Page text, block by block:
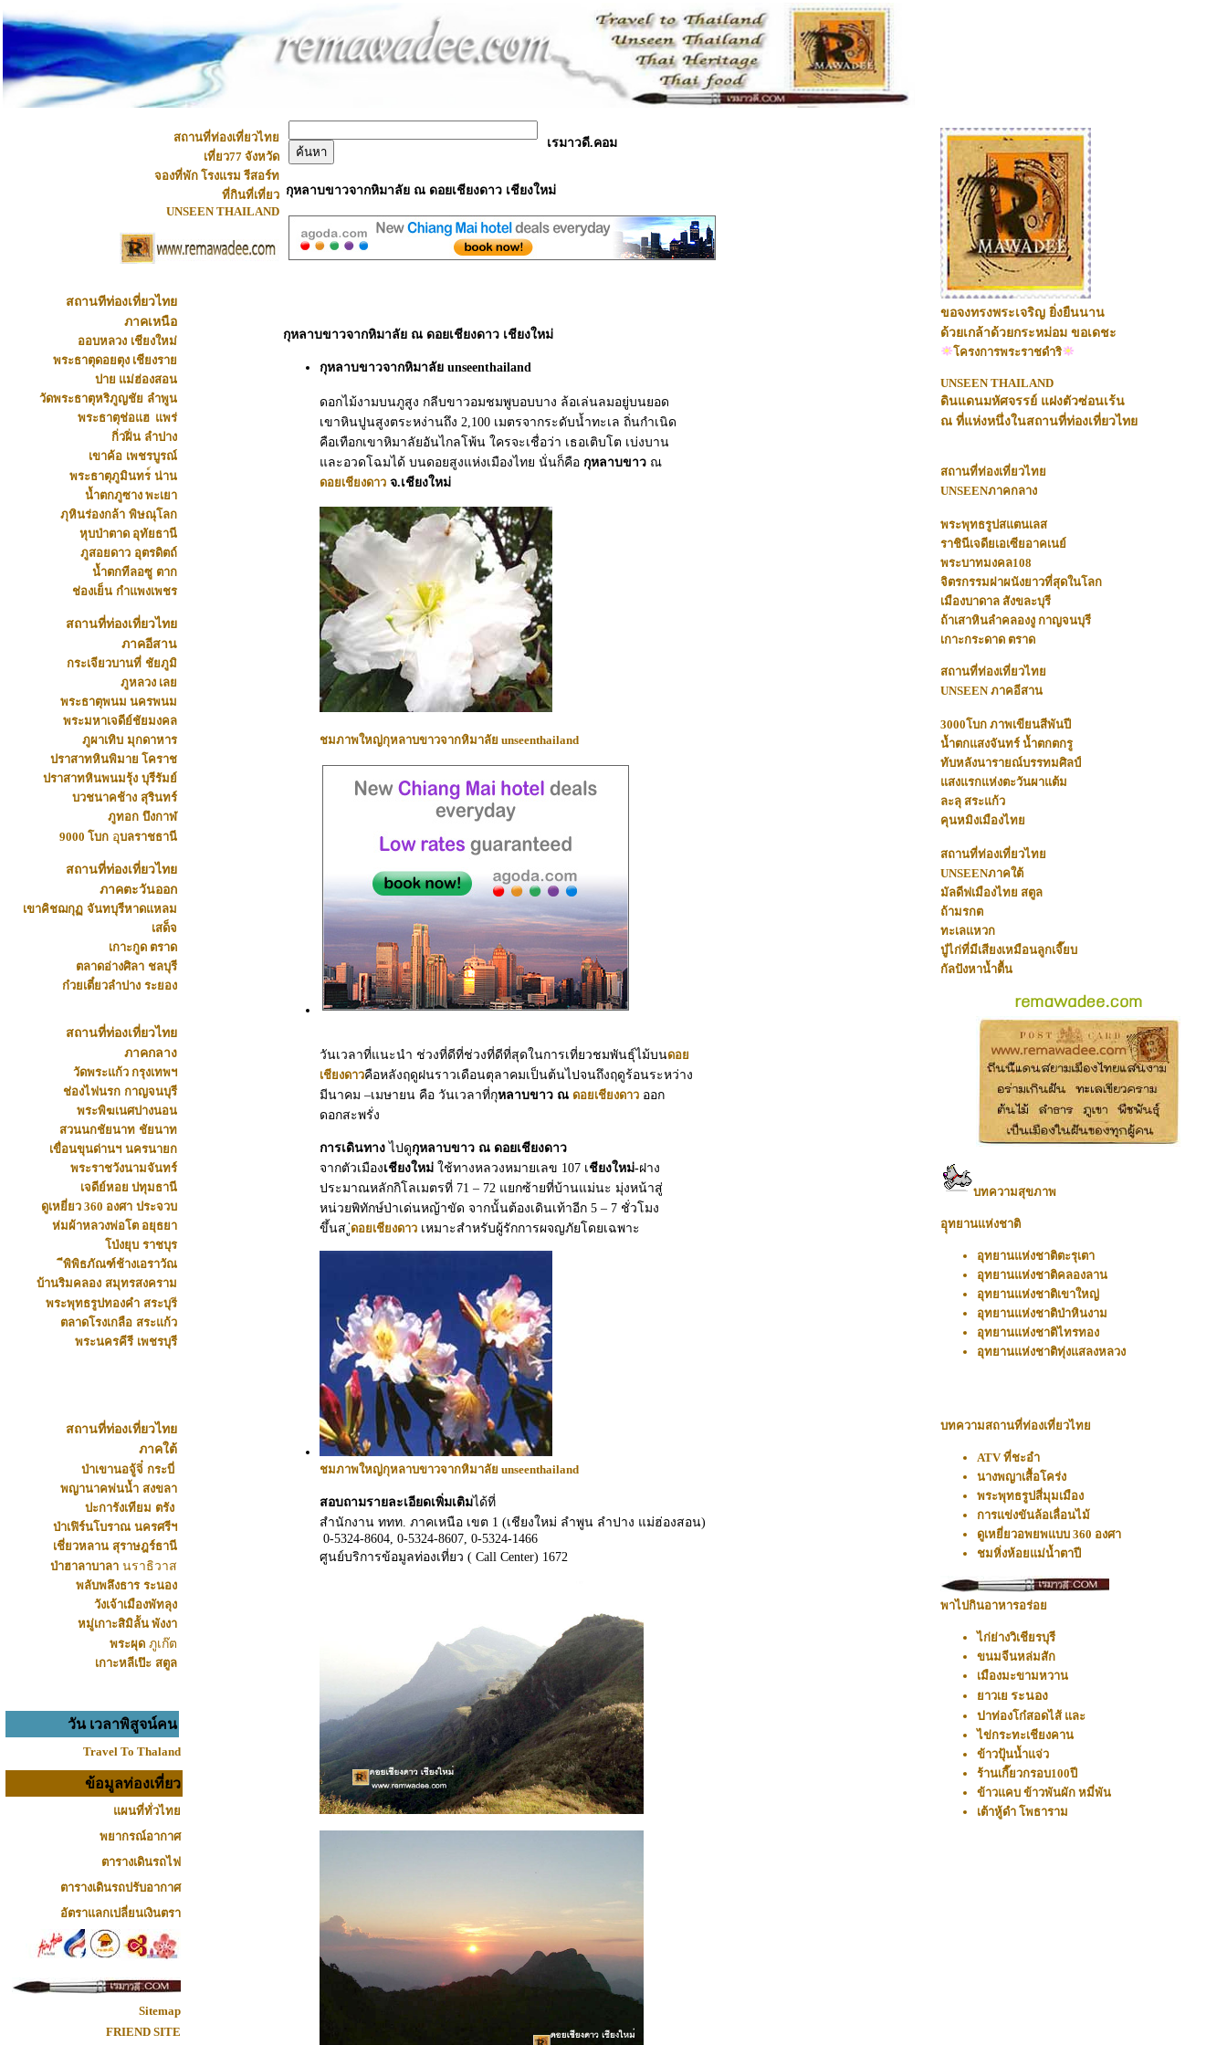
สถานที่ท่องเที่ยวไทย
เที่ยว77 จังหวัด
จองที่พัก โรงแรม รีสอร์ท
ที่กินที่เที่ยว
UNSEEN THAILAND
สถานทีท่องเที่ยวไทย
ภาคเหนือ
ออบหลวง เชียงใหม่
พระธาตุดอยตุง เชียงราย
ปาย แม่ฮ่องสอน
วัดพระธาตุหริภูญชัย ลำพูน
พระธาตุช่อแฮ แพร่
กิ่วฝิ่น ลำปาง
เขาค้อ เพชรบูรณ์
พระธาตุภูมินทร น่าน
น้ำตกภูซาง พะเยา
ภุหินร่องกล้า พิษณุโลก
หุบป่าตาด อุทัยธาน
ภูสอยดาว อุตรดิตถ์
น้ำตกทีลอซู ตาก
ช่องเย็น กำแพงเพชร
สถานที่ท่องเที่ยวไทย
ภาคอีสาน
กระเจียวบานที่ ชัยภูมิ
ภูหลวง เลย
พระธาตุพนม นครพนม
พระมหาเจดีย์ชัยมงคล
ภูผาเทิบ มุกดาหาร
ปราสาทหินพิมาย โคราช
ปราสาทหินพนมรุ้ง บุรีรัมย์
บวชนาคช้าง สุรินทร์
ภูทอก บึงกาฬ
9000 โบก อุบลราชธานี
สถานที่ท่องเที่ยวไทย
ภาคตะวันออก
เขาคิชฌกุฏ จันทบุรีหาดแหลม
เสด็จ
เกาะกูด ตราด
ตลาดอ่างศิลา ชลบุรี
ก๋วยเตี๋ยวลำปาง ระยอง
สถานที่ท่องเที่ยวไทย
ภาคกลาง
วัดพระแก้ว กรุงเทพฯ
ช่องไฟนรก กาญจนบุรี
พระพิฆเนศปางนอน
สวนนกชัยนาท ชัยนาท
เขื่อนขุนด่านฯ นครนายก
พระราชวังนามจันทร
เจดีย์หอย ปทุมธานี
ดูเหยี่ยว 360 องศา ประจวบ
ห่มผ้าหลวงพ่อโต อยุธยา
โป่งยุบ ราชบุร
พิพิธภัณฑ์ช้างเอราวัณ
บ้านริมคลอง สมุทรสงคราม
พระพุทธรูปทองคำ สระบุร
ตลาดโรงเกลือ สระแก้ว
พระนครคีรี เพชรบุรี
สถานที่ท่องเที่ยวไทย
ภาคใต้
ป่าเขานอจู้จ กระบี่
พญานาคพ่นน้ำ สงขลา
ปะการังเทียม ตรัง
ป่าเฟิร์นโบราณ นครศรีฯ
เชี่ยวหลาน สุราษฎร์ธานี
ป่าฮาลาบาลา นราธิวาส
พลับพลึงธาร ระนอง
วังเจ้าเมืองพัทลุง
หมู่เกาะสิมิลััน พังงา
พระผุด ภูเก๊ต
เกาะหลีเป๊ะ สตูล
วัน เวลาพิสูจน์คน
Travel To Thaland
ข้อมูลท่องเที่ยว
แผนที่ทั่วไทย
พยากรณ์อากาศ
ตารางเดินรถไฟ
ตารางเดินรถปรับอากาศ
อัตราแลกเปลี่ยนเงินตรา
Sitemap
FRIEND SITE
เรมาวดี.คอม
กุหลาบขาวจากหิมาลัย ณ ดอยเชียงดาว เชียงใหม่
กุหลาบขาวจากหิมาลัย ณ ดอยเชียงดาว เชียงใหม่
กุหลาบขาวจากหิมาลัย unseenthailand
ดอกไม้งามบนภูสูง กลีบขาวอมชมพูบอบบาง ล้อเล่นลมอยู่บนยอด
เขาหินปูนสูงตระหง่านถึง 2,100 เมตรจากระดับน้ำทะเล ถิ่นกำเนิด
คือเทือกเขาหิมาลัยอันไกลโพ้น ใครจะเชื่อว่า เธอเติบโต เบ่งบาน
และอวดโฉมได้ บนดอยสูงแห่งเมืองไทย นั่นก็คือ กุหลาบขาว ณ
ดอยเชียงดาว จ.เชียงใหม่
ชมภาพใหญ่กุหลาบขาวจากหิมาลัย unseenthailand
วันเวลาที่แนะนำ ช่วงที่ดีที่ช่วงที่ดีที่สุดในการเที่ยวชมพันธุ์ไม้บนดอย
เชียงดาวคือหลังฤดูฝนราวเดือนตุลาคมเป็นต้นไปจนถึงฤดูร้อนระหว่าง
มีนาคม –เมษายน คือ วันเวลาที่กุหลาบขาว ณ ดอยเชียงดาว ออก
ดอกสะพรั่ง
การเดินทาง ไปดูกุหลาบขาว ณ ดอยเชียงดาว
จากตัวเมืองเชียงใหม่ ใช้ทางหลวงหมายเลข 107 เชียงใหม่-ฝาง
ประมาณหลักกิโลเมตรที่ 71 – 72 แยกซ้ายที่บ้านแม่นะ มุ่งหน้าสู่
หน่วยพิทักษ์ป่าเด่นหญ้าขัด จากนั้นต้องเดินเท้าอีก 5 – 7 ชั่วโมง
ขึ้นส ู่ดอยเชียงดาว เหมาะสำหรับผู้รักการผจญภัยโดยเฉพาะ
ชมภาพใหญ่กุหลาบขาวจากหิมาลัย unseenthailand
สอบถามรายละเอียดเพิ่มเติมได้ที่
สำนักงาน ททท. ภาคเหนือ เขต 1 (เชียงใหม่ ลำพูน ลำปาง แม่ฮ่องสอน)
0-5324-8604, 0-5324-8607, 0-5324-1466
ศูนย์บริการข้อมูลท่องเที่ยว ( Call Center) 1672
ขอจงทรงพระเจริญ ยิ่งยืนนาน
ด้วยเกล้าด้วยกระหม่อม ขอเดชะ
โครงการพระราชดำร
UNSEEN THAILAND
ดินแดนมหัศจรรย์ แฝงตัวซ่อนเร้น
ณ ที่แห่งหนึ่งในสถานที่ท่องเที่ยวไทย
สถานที่ท่องเที่ยวไทย
UNSEENภาคกลาง
พระพุทธรูปสแตนเลส
ราชินีเจดียเอเซียอาคเนย์
พระบาทมงคล108
จิตรกรรมฝาผนังยาวที่สุดในโลก
เมืองบาดาล สังขละบุรี
ถ้าเสาหินลำคลองงู กาญจนบุรี
เกาะกระดาด ตราด
สถานที่ท่องเที่ยวไทย
UNSEEN ภาคอีสาน
3000โบก ภาพเขียนสีพันปี
น้ำตกแสงจันทร์ น้ำตกตกรู
ทับหลังนารายณ์บรรทมศิลป์
แสงแรกแห่งตะวันผาแต้ม
ละลุ สระแก้ว
คุนหมิงเมืองไทย
สถานที่ท่องเที่ยวไทย
UNSEENภาคใต้
มัลดีฟเมืองไทย สตูล
ถ้ามรกต
ทะเลแหวก
ปู่ไก่ที่มีเสียงเหมือนลูกเจี๊ยบ
กัลปังหาน้ำตื้น
บทความสุขภาพ
อุุทยานแห่งชาติ
อุทยานแห่งชาติตะรุเตา
อุทยานแห่งชาติคลองลาน
อุทยานแห่งชาติเขาใหญ่
อุทยานแห่งชาติป่าหินงาม
อุทยานแห่งชาติไทรทอง
อุทยานแห่งชาติทุ่งแสลงหลวง
บทความสถานที่ท่องเที่ยวไทย
ATV ที่ชะอำ
นางพญาเสื้อโคร่ง
พระพุทธรูปสี่มุมเมือง
การแข่งขันล้อเลื่อนไม้
ดูเหยี่ยวอพยพแบบ 360 องศา
ชมหิ่งห้อยแม่น้ำตาปี
พาไปกินอาหารอร่อย
ไก่ย่างวิเชียรบุรี
ขนมจีนหล่มสัก
เมืองมะขามหวาน
ยาวเย ระนอง
ป าท่องโก๋สอดไส้ และ
ไข่กระทะเชียงคาน
ข้าวปุ้นน้ำแจ่ว
ร้านเกี๊ยวกรอบ100ปี
ข้าวแคบ ข้าวพันผัก หมี่พัน
เต้าหู้ดำ โพธาราม